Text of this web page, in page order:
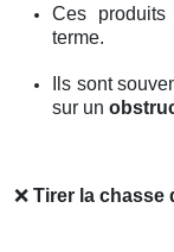
Ces produits
terme.
Ils sont
sur un
❌ Tirer la chasse